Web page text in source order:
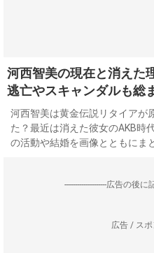
河西智美の現在と消えた
逃亡やスキャンダルも総
河西智美は黄金伝説リタイアが
た？最近は消えた彼女のAKB時
の活動や結婚を画像とともにま
--------------------広告の後に
広告 / ス